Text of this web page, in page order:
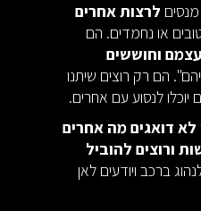
לרצות אחרים
או נחמדים. הם
וחוששים
הם רק רוצים שיתנו
לנסוע עם אחרים.
לא דואגים מה אחרים
ורוצים להוביל
ברכב ויודעים לאן